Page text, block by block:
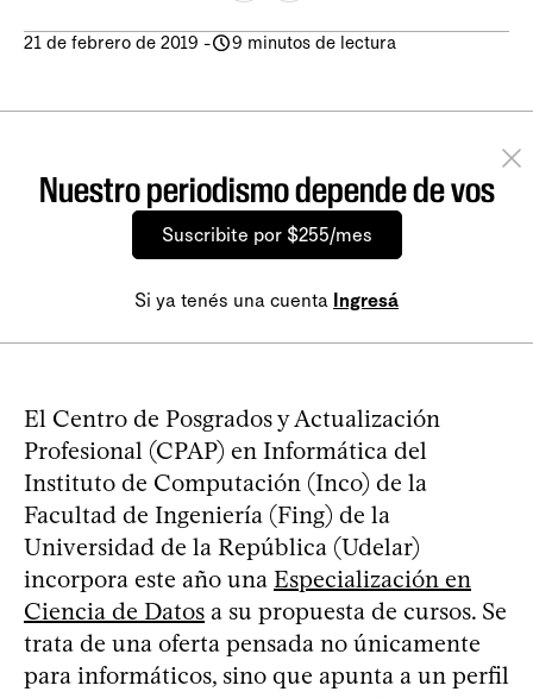
21 de febrero de 2019 - 9 minutos de lectura
Nuestro periodismo depende de vos
Suscribite por $255/mes
Si ya tenés una cuenta Ingresá
El Centro de Posgrados y Actualización
Profesional (CPAP) en Informática del
Instituto de Computación (Inco) de la
Facultad de Ingeniería (Fing) de la
Universidad de la República (Udelar)
incorpora este año una Especialización en
Ciencia de Datos a su propuesta de cursos. Se
trata de una oferta pensada no únicamente
para informáticos, sino que apunta a un perfil